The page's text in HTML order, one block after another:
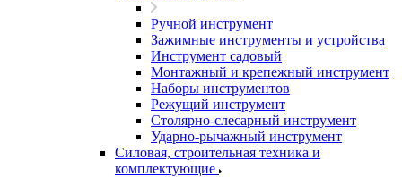
Ручной инструмент
Зажимные инструменты и устройства
Инструмент садовый
Монтажный и крепежный инструмент
Наборы инструментов
Режущий инструмент
Столярно-слесарный инструмент
Ударно-рычажный инструмент
Силовая, строительная техника и
комплектующие